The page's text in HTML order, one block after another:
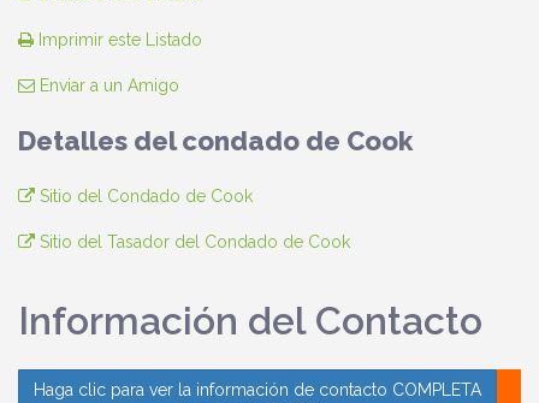
Imprimir este Listado
Enviar a un Amigo
Detalles del condado de Cook
Sitio del Condado de Cook
Sitio del Tasador del Condado de Cook
Información del Contacto
Haga clic para ver la información de contacto COMPLETA